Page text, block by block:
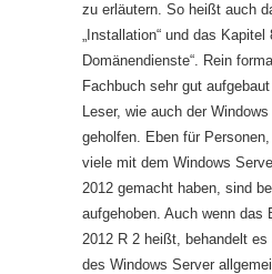
zu erläutern. So heißt auch
„Installation“ und das
Domänendienste“. Rein
Fachbuch sehr gut
Leser, wie auch der
geholfen. Eben für
viele mit dem Windows
2012 gemacht haben, sind
aufgehoben. Auch wenn das
2012 R 2 heißt, behandelt
des Windows Server